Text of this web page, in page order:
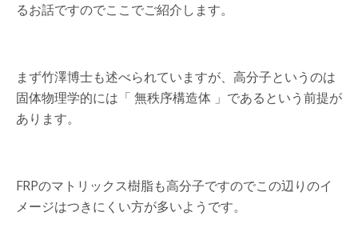
るお話ですのでここでご紹介します。
まず竹澤博士も述べられていますが、高分子というのは
固体物理学的には「 無秩序構造体 」であるという前提が
あります。
FRPのマトリックス樹脂も高分子ですのでこの辺りのイ
メージはつきにくい方が多いようです。